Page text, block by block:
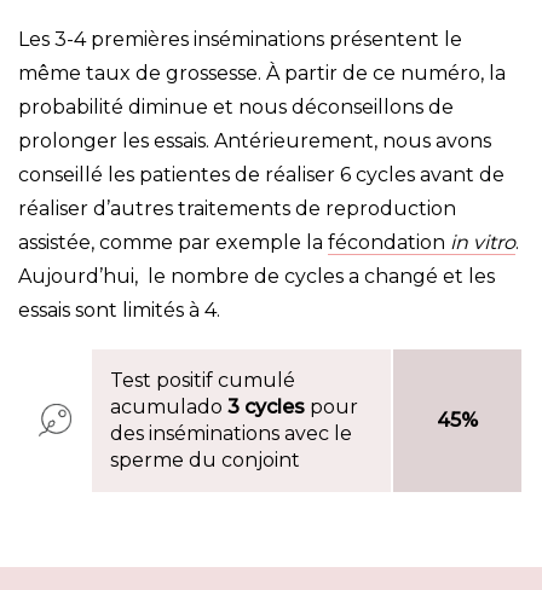
Les 3-4 premières inséminations présentent le
même taux de grossesse. À partir de ce numéro, la
probabilité diminue et nous déconseillons de
prolonger les essais. Antérieurement, nous avons
conseillé les patientes de réaliser 6 cycles avant de
réaliser d’autres traitements de reproduction
assistée, comme par exemple la fécondation in vitro.
Aujourd’hui, le nombre de cycles a changé et les
essais sont limités à 4.
Test positif cumulé
acumulado 3 cycles pour
des inséminations avec le
sperme du conjoint
45%